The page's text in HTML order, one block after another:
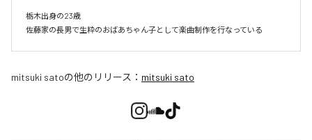
栃木出身の23歳
佐藤家の長男で生粋のおばあちゃん子として楽曲制作を行なっている
mitsuki satoの他のリリース： mitsuki sato